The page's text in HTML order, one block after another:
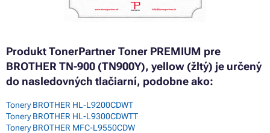
Produkt TonerPartner Toner PREMIUM pre
BROTHER TN-900 (TN900Y), yellow (žltý) je určený
do nasledovných tlačiarní, podobne ako:
Tonery BROTHER HL-L9200CDWT
Tonery BROTHER HL-L9300CDWTT
Tonery BROTHER MFC-L9550CDW